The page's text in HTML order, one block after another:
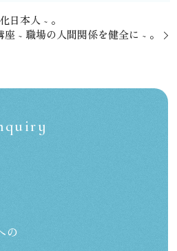
日本人 ~ 。
~ 職場の人間関係を健全に ~ 。
の